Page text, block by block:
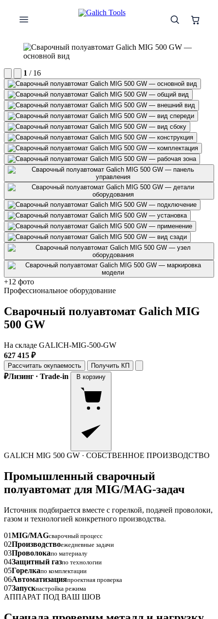
1 / 16
+12 фото
Профессиональное оборудование
Сварочный полуавтомат Galich MIG
500 GW
На складе GALICH-MIG-500-GW
627 415 ₽
Рассчитать окупаемость Получить КП
₽Лизинг · Trade-in В корзину
GALICH MIG 500 GW · СОБСТВЕННОЕ ПРОИЗВОДСТВО
Промышленный сварочный
полуавтомат для MIG/MAG-задач
Источник подбирается вместе с горелкой, подачей проволоки,
газом и технологией конкретного производства.
01MIG/MAGсварочный процесс
02Производствоежедневные задачи
03Проволокапо материалу
04Защитный газпо технологии
05Горелкапо комплектации
06Автоматизацияпроектная проверка
07Запускнастройка режима
АППАРАТ ПОД ВАШ ШОВ